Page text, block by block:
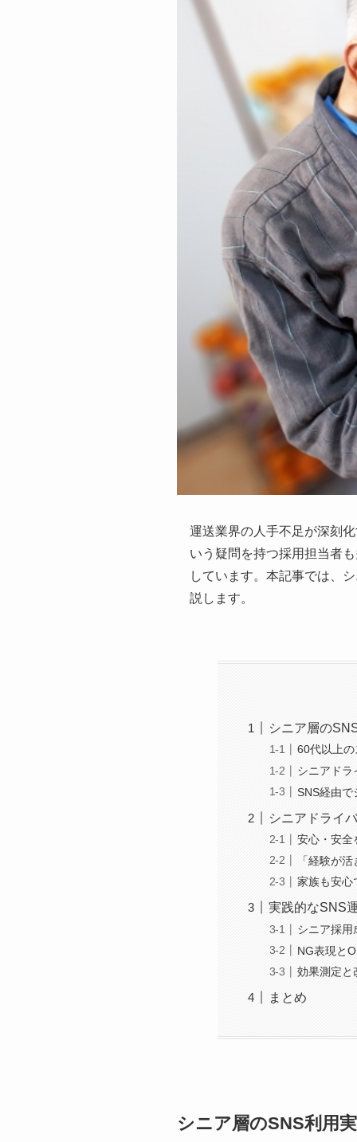
運送業界の人手不足が深刻
いう疑問を持つ採用担当者
しています。本記事では、
説します。
シニア層の
60代以上
シニアドラ
SNS経由で
シニアドライ
安心・安全
「経験が
家族も安心
実践的なSNS
シニア採用
NG表現と
効果測定と
まとめ
シニア層のSNS利用